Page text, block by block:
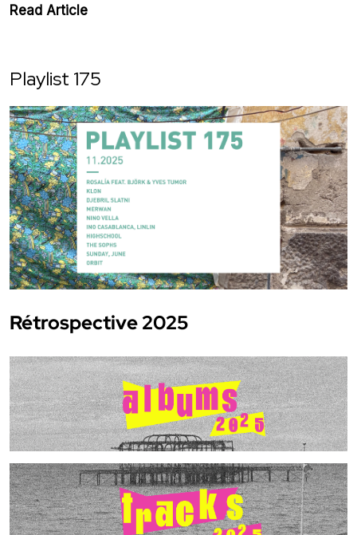
Read Article
Playlist 175
Rétrospective 2025